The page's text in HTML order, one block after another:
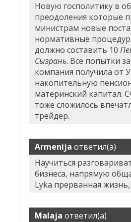
Новую госполитику в
преодоления которые
министрам новые
нормативные
должно составить 10
Сызрань. Все попытки
компания получила от
накопительную
материнский капитал.
тоже сложилось
трейдер.
Armenija ответил(а)
Научиться
бизнеса, напрямую
Lyka прерванная жизнь,
Malaja ответил(а)